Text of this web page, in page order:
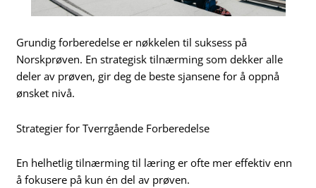
Grundig forberedelse er nøkkelen til suksess på
Norskprøven. En strategisk tilnærming som dekker alle
deler av prøven, gir deg de beste sjansene for å oppnå
ønsket nivå.
Strategier for Tverrgående Forberedelse
En helhetlig tilnærming til læring er ofte mer effektiv enn
å fokusere på kun én del av prøven.